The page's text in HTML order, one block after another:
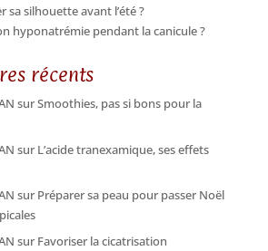
sa silhouette avant l’été ?
hyponatrémie pendant la canicule ?
récents
surSmoothies, pas si bons pour la
surL’acide tranexamique, ses effets
surPréparer sa peau pour passer Noël
surFavoriser la cicatrisation